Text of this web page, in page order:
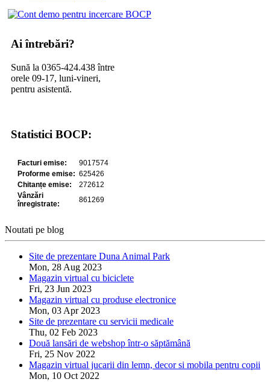
Ai întrebări?
Sună la 0365-424.438 între
orele 09-17, luni-vineri,
pentru asistentă.
Statistici BOCP:
Noutati pe blog
Site de prezentare Duna Animal Park
Mon, 28 Aug 2023
Magazin virtual cu biciclete
Fri, 23 Jun 2023
Magazin virtual cu produse electronice
Mon, 03 Apr 2023
Site de prezentare cu servicii medicale
Thu, 02 Feb 2023
Două lansări de webshop într-o săptămână
Fri, 25 Nov 2022
Magazin virtual jucarii din lemn, decor si mobila pentru copii
Mon, 10 Oct 2022